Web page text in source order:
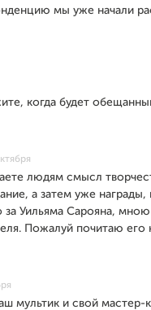
мы уже начали
когда будет
людям смысл
а затем уже
за Уильяма Сарояна,
Пожалуй почитаю его
мультик и свой мастер-